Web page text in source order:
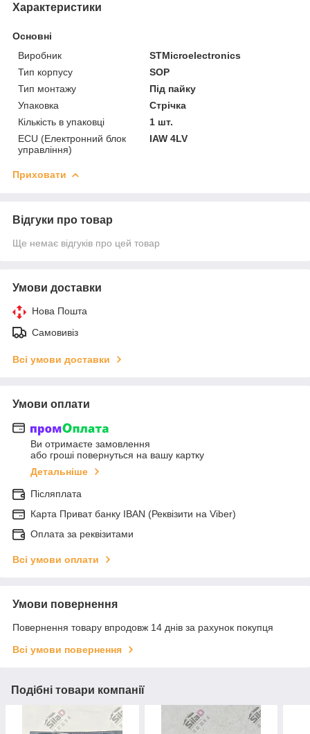
Характеристики
Основні
Виробник
STMicroelectronics
Тип корпусу
SOP
Тип монтажу
Під пайку
Упаковка
Стрічка
Кількість в упаковці
1 шт.
ECU (Електронний блок
управління)
IAW 4LV
Приховати
Відгуки про товар
Ще немає відгуків про цей товар
Умови доставки
Нова Пошта
Самовивіз
Всі умови доставки
Умови оплати
Ви отримаєте замовлення
або гроші повернуться на вашу картку
Детальніше
Післяплата
Карта Приват банку IBAN (Реквізити на Viber)
Оплата за реквізитами
Всі умови оплати
Умови повернення
Повернення товару впродовж 14 днів за рахунок покупця
Всі умови повернення
Подібні товари компанії